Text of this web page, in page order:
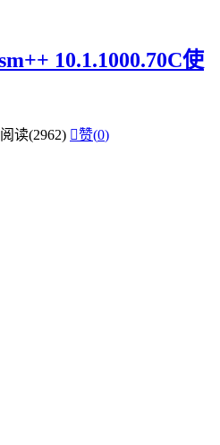
10.1.1000.70C使
阅读(2962) 赞(0)